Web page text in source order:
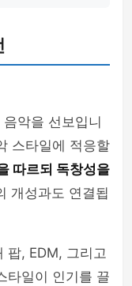
악을 선보입니
스타일에 적응할
따르되 독창성을
개성과도 연결됩
팝, EDM, 그리고
타일이 인기를 끌